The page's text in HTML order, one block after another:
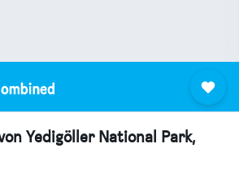
Yedigöller National Park,